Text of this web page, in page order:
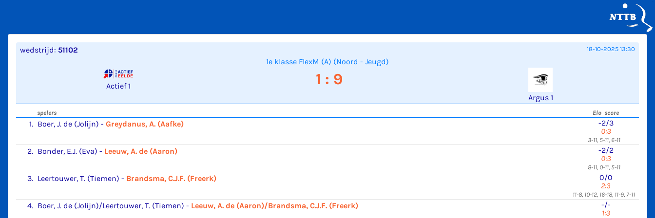
wedstrijd: 51102 18-10-2025 13:30
1e klasse FlexM (A) (Noord - Jeugd)
Actief 1 1 : 9
Argus 1
spelers Elo score
1. Boer, J. de (Jolijn) - Greydanus, A. (Aafke)
-2/3
0:3
3-11, 5-11, 6-11
2. Bonder, E.J. (Eva) - Leeuw, A. de (Aaron)
-2/2
0:3
8-11, 0-11, 5-11
3. Leertouwer, T. (Tiemen) - Brandsma, C.J.F. (Freerk)
0/0
2:3
11-8, 10-12, 16-18, 11-9, 7-11
4. Boer, J. de (Jolijn)/Leertouwer, T. (Tiemen) - Leeuw, A. de (Aaron)/Brandsma, C.J.F. (Freerk)
-/-
1:3